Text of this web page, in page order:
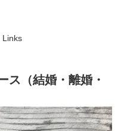
Links
ス（結婚・離婚・